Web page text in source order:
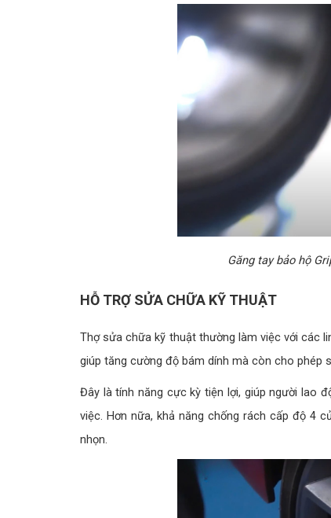
Găng tay bảo hộ
HỖ TRỢ SỬA CHỮA KỸ THUẬT
Thợ sửa chữa kỹ thuật thường làm việc với các
giúp tăng cường độ bám dính mà còn cho phép
Đây là tính năng cực kỳ tiện lợi, giúp người lao
việc. Hơn nữa, khả năng chống rách cấp độ 4
nhọn.